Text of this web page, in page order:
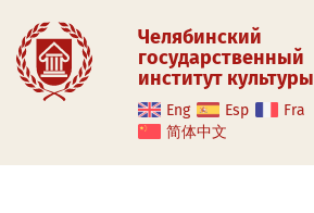
Челябинский
государственный
институт культуры
Eng Esp
Fra
简体中文